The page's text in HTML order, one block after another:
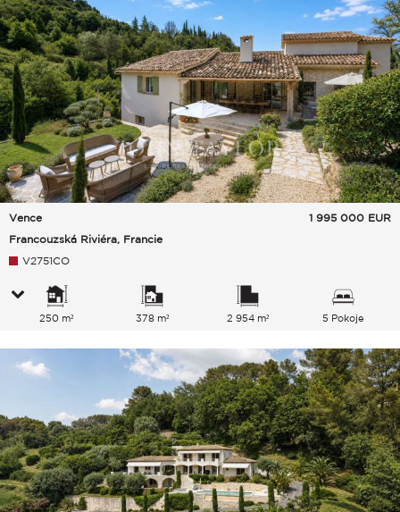
Vence
Francouzská Riviéra, Francie
1 995 000 EUR
V2751CO
250 m² 378 m² 2 954 m² 5 Pokoje